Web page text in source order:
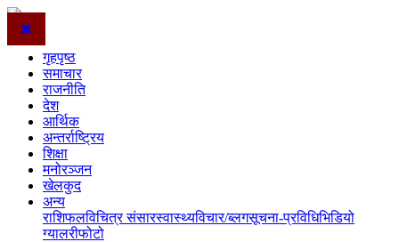
गृहपृष्ठ
समाचार
राजनीति
देश
आर्थिक
अन्तर्राष्ट्रिय
शिक्षा
मनोरञ्जन
खेलकुद
अन्य
राशिफलविचित्र संसारस्वास्थ्यविचार/ब्लगसूचना-प्रविधिभिडियो
ग्यालरीफोटो